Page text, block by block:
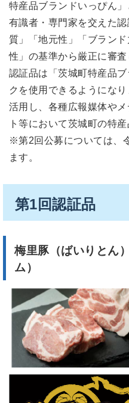
特産品ブランドいっぴん」
有識者・専門家を交えた
質」「地元性」「ブラン
性」の基準から厳正に審査
認証品は「茨城町特産品
クを使用できるようにな
活用し、各種広報媒体や
ト等において茨城町の特
※第2回公募については、
ます。
第1回認証品
梅里豚（ばいりとん
ム）